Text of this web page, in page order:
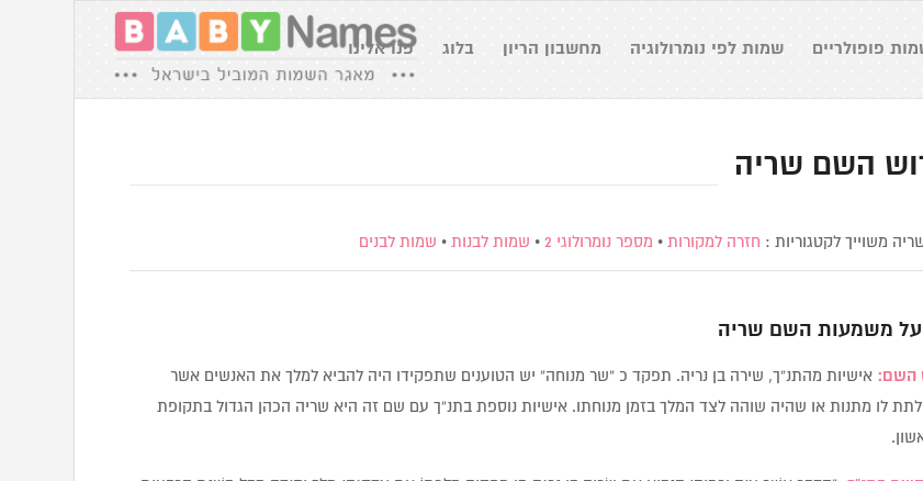
פופולריים שמות לפי נומרולוגיה מחשבון הריון בלוג פנו אלינו
השם שריה
משוייך לקטגוריות : חזרה למקורות • מספר נומרולוגי 2 • שמות לבנות • שמות לבנים
על משמעות השם שריה
השם: אישיות מהתנ”ך, שירה בן נריה. תפקד כ “שר מנוחה” יש הטוענים שתפקידו היה להביא למלך את האנשים אשר
לתת לו מתנות או שהיה שוהה לצד המלך בזמן מנוחתו. אישיות נוספת בתנ”ך עם שם זה היא שריה הכהן הגדול בתקופת